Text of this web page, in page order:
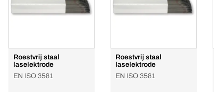
Roestvrij staal
laselektrode
EN ISO 3581
Roestvrij staal
laselektrode
EN ISO 3581